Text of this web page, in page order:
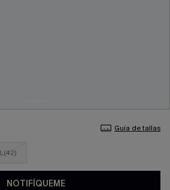
Guía de tallas
L(42)
NOTIFÍQUEME